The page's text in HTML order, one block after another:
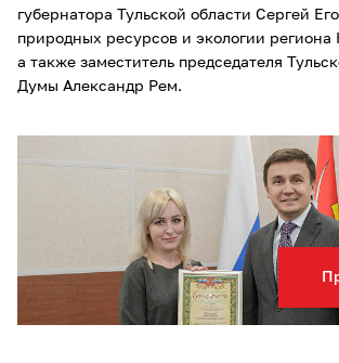
губернатора Тульской области Сергей
природных ресурсов и экологии
а также заместитель председателя
Думы Александр Рем.